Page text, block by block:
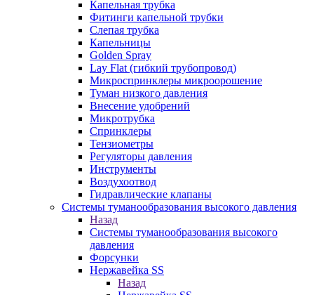
Капельная трубка
Фитинги капельной трубки
Слепая трубка
Капельницы
Golden Spray
Lay Flat (гибкий трубопровод)
Микроспринклеры микроорошение
Туман низкого давления
Внесение удобрений
Микротрубка
Спринклеры
Тензиометры
Регуляторы давления
Инструменты
Воздухоотвод
Гидравлические клапаны
Системы туманообразования высокого давления
Назад
Системы туманообразования высокого
давления
Форсунки
Нержавейка SS
Назад